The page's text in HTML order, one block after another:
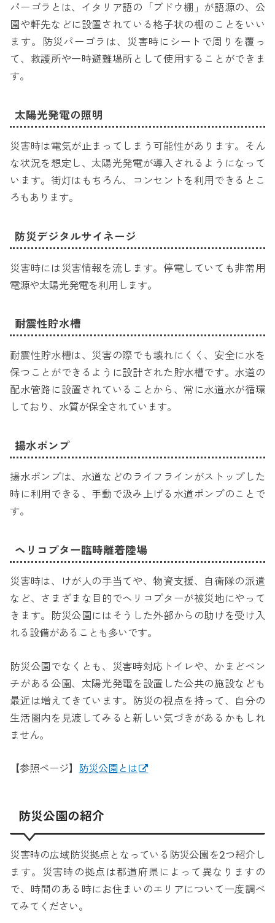
パーゴラとは、イタリア語の「ブドウ棚」が語源の、公
園や軒先などに設置されている格子状の棚のことをいい
ます。防災パーゴラは、災害時にシートで周りを覆っ
て、救護所や一時避難場所として使用することができま
す。
太陽光発電の照明
災害時は電気が止まってしまう可能性があります。そん
な状況を想定し、太陽光発電が導入されるようになって
います。街灯はもちろん、コンセントを利用できるとこ
ろもあります。
防災デジタルサイネージ
災害時には災害情報を流します。停電していても非常用
電源や太陽光発電を利用します。
耐震性貯水槽
耐震性貯水槽は、災害の際でも壊れにくく、安全に水を
保つことができるように設計された貯水槽です。水道の
配水管路に設置されていることから、常に水道水が循環
しており、水質が保全されています。
揚水ポンプ
揚水ポンプは、水道などのライフラインがストップした
時に利用できる、手動で汲み上げる水道ポンプのことで
す。
ヘリコプター臨時離着陸場
災害時は、けが人の手当てや、物資支援、自衛隊の派遣
など、さまざまな目的でヘリコプターが被災地にやって
きます。防災公園にはそうした外部からの助けを受け入
れる設備があることも多いです。
防災公園でなくとも、災害時対応トイレや、かまどベン
チがある公園、太陽光発電を設置した公共の施設なども
最近は増えてきています。防災の視点を持って、自分の
生活圏内を見渡してみると新しい気づきがあるかもしれ
ません。
【参照ページ】 防災公園とは
防災公園の紹介
災害時の広域防災拠点となっている防災公園を2つ紹介し
ます。災害時の拠点は都道府県によって異なりますの
で、時間のある時にお住まいのエリアについて一度調べ
てみてください。